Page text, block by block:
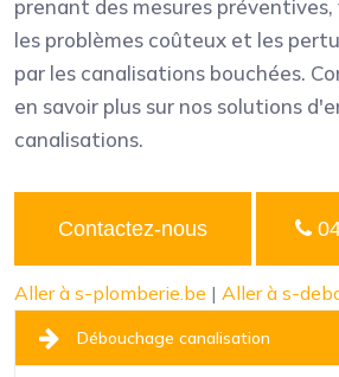
prenant des mesures
les problèmes coûteux et les
par les canalisations bouchées.
en savoir plus sur nos solutions
canalisations.
Contactez-nous
Aller à s-plomberie.be | Aller à s-
Débouchage canalisation